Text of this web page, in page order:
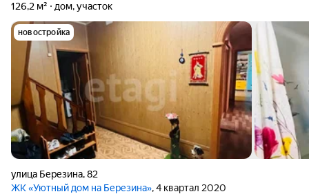
126,2 м² дом, участок
новостройка
улица Березина,82
ЖК «Уютный дом на Березина», 4 квартал 2020